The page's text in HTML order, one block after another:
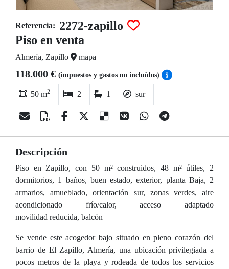
Referencia: 2272-zapillo
Piso en venta
Almería, Zapillo mapa
118.000 € (impuestos y gastos no incluídos)
50 m2 2 1 sur
Descripción
Piso en Zapillo, con 50 m² construidos, 48 m² útiles, 2
dormitorios, 1 baños, buen estado, exterior, planta Baja, 2
armarios, amueblado, orientación sur, zonas verdes, aire
acondicionado frío/calor, acceso adaptado
movilidad reducida, balcón
Se vende este acogedor bajo situado en pleno corazón del
barrio de El Zapillo, Almería, una ubicación privilegiada a
pocos metros de la playa y rodeada de todos los servicios